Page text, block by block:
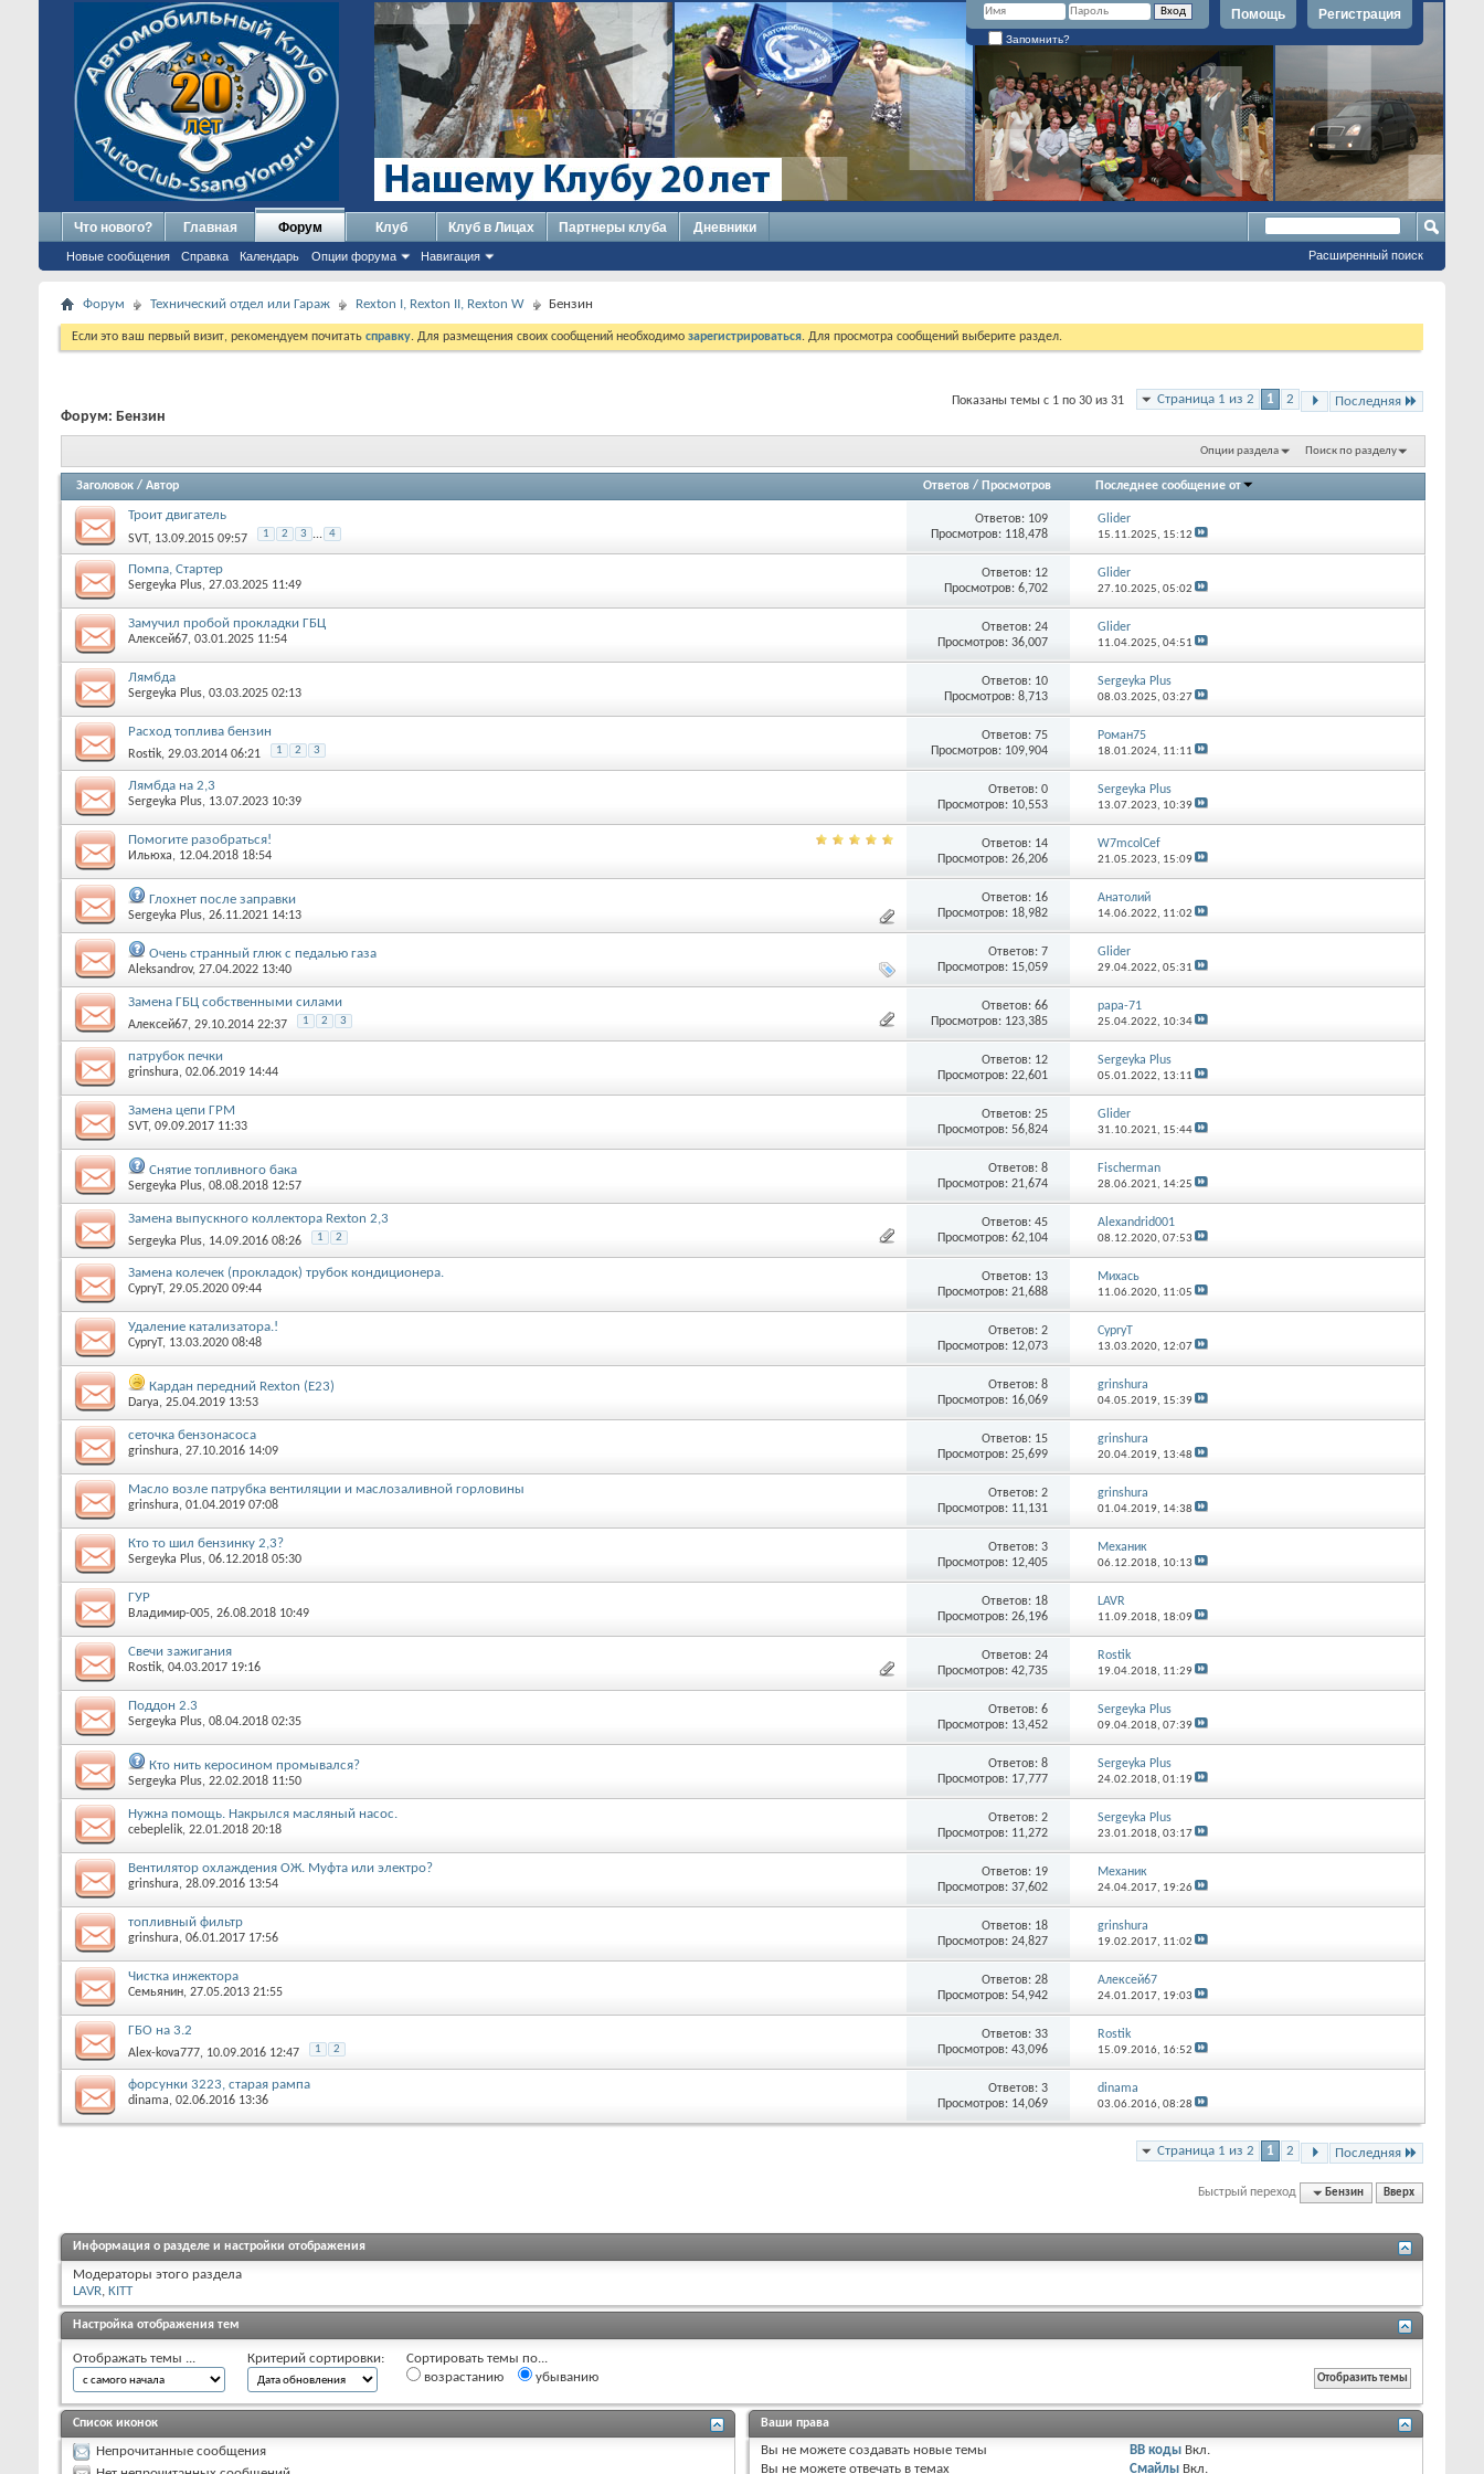
Регистрация
Помощь
Запомнить?
Что нового? Главная Форум
Новые сообщения Справка Календарь Опции форума Навигация
Клуб Клуб в Лицах Партнеры клуба Дневники
Расширенный поиск
Форум Технический отдел или Гараж Rexton I, Rexton II, Rexton W Бензин
Если это ваш первый визит, рекомендуем почитать справку. Для размещения своих сообщений необходимо зарегистрироваться. Для просмотра сообщений выберите раздел.
Страница 1 из 2 1 2 Последняя
Показаны темы с 1 по 30 из 31
Форум: Бензин
Опции раздела Поиск по разделу
Заголовок / Автор Ответов / Просмотров Последнее сообщение от
Троит двигатель
SVT, 13.09.2015 09:57 1 2 3 ... 4
Ответов: 109
Просмотров: 118,478
Glider
15.11.2025, 15:12
Помпа, Стартер
Sergeyka Plus, 27.03.2025 11:49
Ответов: 12
Просмотров: 6,702
Glider
27.10.2025, 05:02
Замучил пробой прокладки ГБЦ
Алексей67, 03.01.2025 11:54
Ответов:24
Просмотров: 36,007
Glider
11.04.2025, 04:51
Лямбда
Sergeyka Plus, 03.03.2025 02:13
Ответов: 10
Просмотров: 8,713
Sergeyka Plus
08.03.2025, 03:27
Расход топлива бензин
Rostik, 29.03.2014 06:21 1 2 3
Ответов:75
Просмотров: 109,904
Роман75
18.01.2024, 11:11
Лямбда на 2,3
Sergeyka Plus, 13.07.2023 10:39
Ответов:0
Просмотров: 10,553
Sergeyka Plus
13.07.2023, 10:39
Помогите разобраться!
Ильюха, 12.04.2018 18:54
Ответов: 14
Просмотров: 26,206
W7mcolCef
21.05.2023, 15:09
Глохнет после заправки
Sergeyka Plus, 26.11.2021 14:13
Ответов: 16
Просмотров: 18,982
Анатолий
14.06.2022, 11:02
Очень странный глюк с педалью газа
Aleksandrov, 27.04.2022 13:40
Ответов:7
Просмотров: 15,059
Glider
29.04.2022, 05:31
Замена ГБЦ собственными силами
Алексей67, 29.10.2014 22:37 1 2 3
Ответов:66
Просмотров: 123,385
рара-71
25.04.2022, 10:34
патрубок печки
grinshura, 02.06.2019 14:44
Ответов: 12
Просмотров: 22,601
Sergeyka Plus
05.01.2022, 13:11
Замена цепи ГРМ
SVT, 09.09.2017 11:33
Ответов:25
Просмотров: 56,824
Glider
31.10.2021, 15:44
Снятие топливного бака
Sergeyka Plus, 08.08.2018 12:57
Ответов:8
Просмотров: 21,674
Fischerman
28.06.2021, 14:25
Замена выпускного коллектора Rexton 2,3
Sergeyka Plus, 14.09.2016 08:26 1 2
Ответов:45
Просмотров: 62,104
Alexandrid001
08.12.2020, 07:53
Замена колечек (прокладок) трубок кондиционера.
CypryT, 29.05.2020 09:44
Ответов: 13
Просмотров: 21,688
Михась
11.06.2020, 11:05
Удаление катализатора.!
CypryT, 13.03.2020 08:48
Ответов:2
Просмотров: 12,073
CypryT
13.03.2020, 12:07
Кардан передний Rexton (E23)
Darya, 25.04.2019 13:53
Ответов:8
Просмотров: 16,069
grinshura
04.05.2019, 15:39
сеточка бензонасоса
grinshura, 27.10.2016 14:09
Ответов: 15
Просмотров: 25,699
grinshura
20.04.2019, 13:48
Масло возле патрубка вентиляции и маслозаливной горловины
grinshura, 01.04.2019 07:08
Ответов:2
Просмотров: 11,131
grinshura
01.04.2019, 14:38
Кто то шил бензинку 2,3?
Sergeyka Plus, 06.12.2018 05:30
Ответов:3
Просмотров: 12,405
Механик
06.12.2018, 10:13
ГУР
Владимир-005, 26.08.2018 10:49
Ответов: 18
Просмотров: 26,196
LAVR
11.09.2018, 18:09
Свечи зажигания
Rostik, 04.03.2017 19:16
Ответов:24
Просмотров: 42,735
Rostik
19.04.2018, 11:29
Поддон 2.3
Sergeyka Plus, 08.04.2018 02:35
Ответов:6
Просмотров: 13,452
Sergeyka Plus
09.04.2018, 07:39
Кто нить керосином промывался?
Sergeyka Plus, 22.02.2018 11:50
Ответов:8
Просмотров: 17,777
Sergeyka Plus
24.02.2018, 01:19
Нужна помощь. Накрылся масляный насос.
cebeplelik, 22.01.2018 20:18
Ответов:2
Просмотров: 11,272
Sergeyka Plus
23.01.2018, 03:17
Вентилятор охлаждения ОЖ. Муфта или электро?
grinshura, 28.09.2016 13:54
Ответов: 19
Просмотров: 37,602
Механик
24.04.2017, 19:26
топливный фильтр
grinshura, 06.01.2017 17:56
Ответов: 18
Просмотров: 24,827
grinshura
19.02.2017, 11:02
Чистка инжектора
Семьянин, 27.05.2013 21:55
Ответов:28
Просмотров: 54,942
Алексей67
24.01.2017, 19:03
ГБО на 3.2
Alex-kova777, 10.09.2016 12:47 1 2
Ответов:33
Просмотров: 43,096
Rostik
15.09.2016, 16:52
форсунки 3223, старая рампа
dinama, 02.06.2016 13:36
Ответов:3
Просмотров: 14,069
dinama
03.06.2016, 08:28
Страница 1 из 2 1 2 Последняя
Быстрый переход Бензин Вверх
Информация о разделе и настройки отображения
Модераторы этого раздела
LAVR, KITT
Настройка отображения тем
Отображать темы ... Критерий сортировки:
Сортировать темы по...
возрастанию
убыванию
Список иконок
Непрочитанные сообщения
Ваши права
Вы не можете создавать новые темы
Вы не можете отвечать в темах
BB коды Вкл.
Смайлы Вкл.